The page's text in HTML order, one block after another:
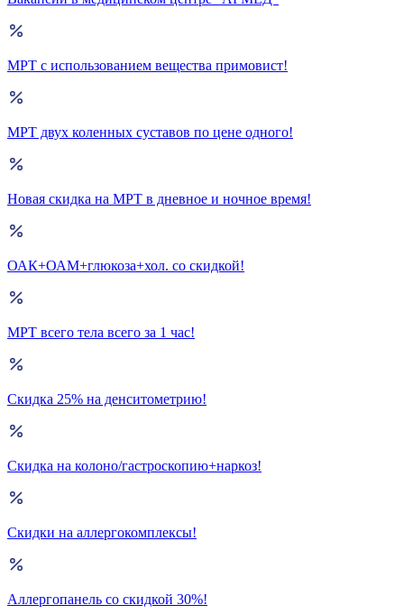
МРТ с использованием вещества примовист!
МРТ двух коленных суставов по цене одного!
Новая скидка на МРТ в дневное и ночное время!
ОАК+ОАМ+глюкоза+хол. со скидкой!
МРТ всего тела всего за 1 час!
Скидка 25% на денситометрию!
Скидка на колоно/гастроскопию+наркоз!
Скидки на аллергокомплексы!
Аллергопанель со скидкой 30%!